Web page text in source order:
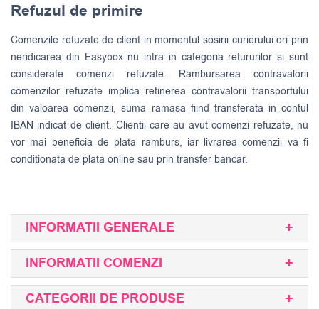
Refuzul de primire
Comenzile refuzate de client in momentul sosirii curierului ori prin
neridicarea din Easybox nu intra in categoria retururilor si sunt
considerate comenzi refuzate. Rambursarea contravalorii
comenzilor refuzate implica retinerea contravalorii transportului
din valoarea comenzii, suma ramasa fiind transferata in contul
IBAN indicat de client. Clientii care au avut comenzi refuzate, nu
vor mai beneficia de plata ramburs, iar livrarea comenzii va fi
conditionata de plata online sau prin transfer bancar.
INFORMATII GENERALE
INFORMATII COMENZI
CATEGORII DE PRODUSE